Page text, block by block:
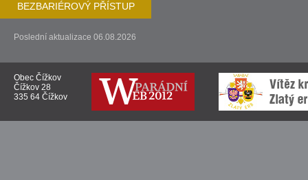
BEZBARIÉROVÝ PŘÍSTUP
Poslední aktualizace 06.08.2026
Obec Čížkov
Čížkov 28
335 64 Čížkov